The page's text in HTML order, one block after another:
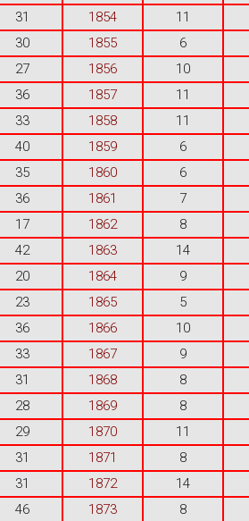
31 1854
11
30 1855
6
27 1856
10
36 1857
11
33 1858
11
40 1859
6
35 1860
6
36 1861
7
17 1862
8
42 1863
14
20 1864
9
23 1865
5
36 1866
10
33 1867
9
31 1868
8
28 1869
8
29 1870
11
31 1871
8
31 1872
14
46 1873
8